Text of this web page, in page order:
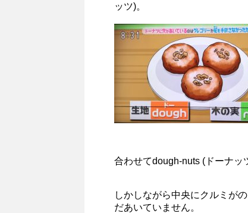
ッツ)。
合わせてdough-nuts (ドーナッ
しかしながら中央にクルミが
だあいていません。